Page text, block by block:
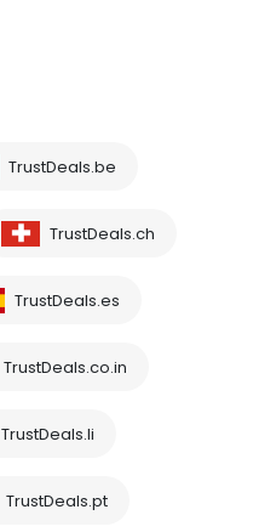
TrustDeals.be
TrustDeals.ch
TrustDeals.es
TrustDeals.co.in
TrustDeals.li
TrustDeals.pt